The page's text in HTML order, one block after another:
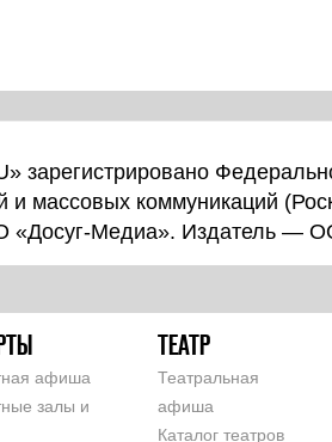
зарегистрировано
и массовых коммуникаций
«Досуг-Медиа». Издатель —
афиша
залы и
ТЕАТР
Театральная
афиша
Каталог театров